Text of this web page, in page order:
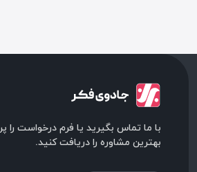
با ما تماس بگیرید یا فرم درخواست را
بهترین مشاوره را دریافت کنید.